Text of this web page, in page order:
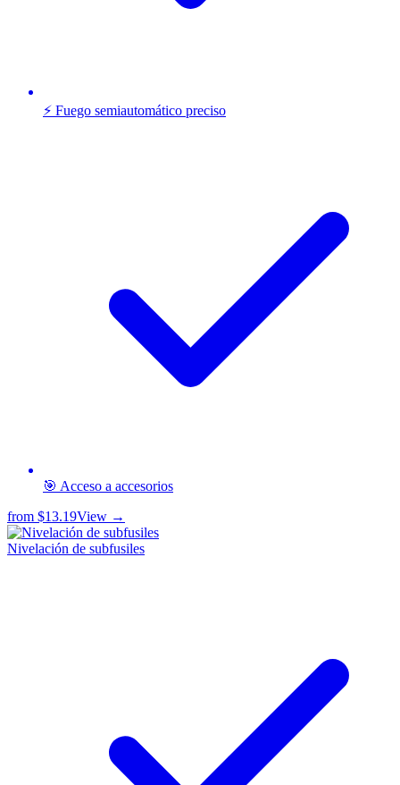
⚡ Fuego semiautomático preciso
🎯 Acceso a accesorios
from $13.19View →
Nivelación de subfusiles